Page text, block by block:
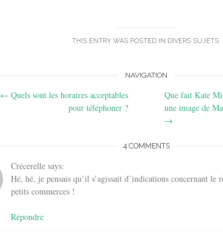
THIS ENTRY WAS POSTED IN DIVERS SUJETS.
NAVIGATION
← Quels sont les horaires acceptables
pour téléphoner ?
Que fait Kate
une image de
→
4 COMMENTS
Crécerelle says:
Hé, hé, je pensais qu’il s’agissait d’indications concernant le
petits commerces !
Répondre